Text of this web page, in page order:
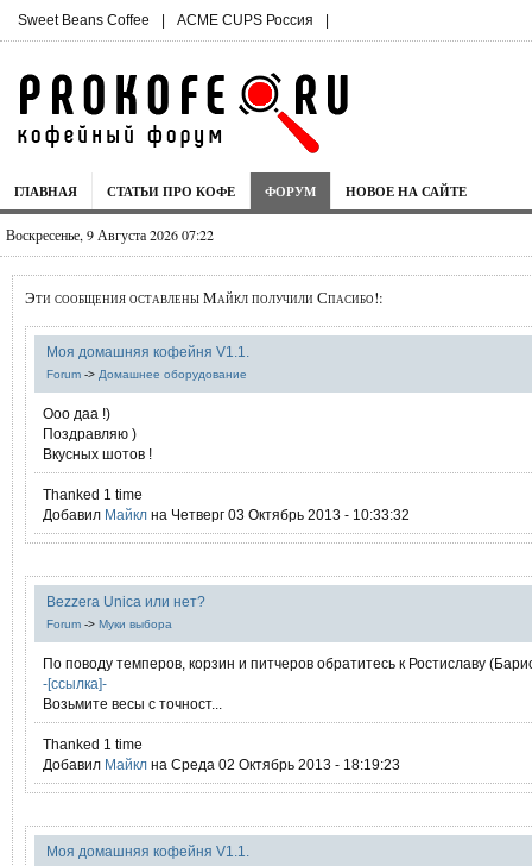
Sweet Beans Coffee | ACME CUPS Россия |
ГЛАВНАЯ СТАТЬИ ПРО КОФЕ ФОРУМ НОВОЕ НА САЙТЕ
Воскресенье, 9 Августа 2026 07:22
Эти сообщения оставлены Mайкл получили Спасибо!:
Моя домашняя кофейня V1.1.
Forum -> Домашнее оборудование
Ооо даа !)
Поздравляю )
Вкусных шотов !
Thanked 1 time
Добавил Mайкл на Четверг 03 Октябрь 2013 - 10:33:32
Bezzera Unica или нет?
Forum -> Муки выбора
По поводу темперов, корзин и питчеров обратитесь к Ростиславу
-[ссылка]-
Возьмите весы с точност...
Thanked 1 time
Добавил Mайкл на Среда 02 Октябрь 2013 - 18:19:23
Моя домашняя кофейня V1.1.